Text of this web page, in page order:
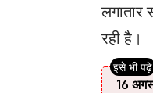
लगातार
रही है।
16